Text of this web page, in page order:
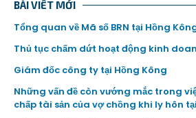
BÀI VIẾT MỚI
Tổng quan về Mã số BRN tại Hồng
Thủ tục chấm dứt hoạt động kinh
Giám đốc công ty tại Hồng Kông
Những vấn đề còn vướng mắc trong
chấp tài sản của vợ chồng khi ly hôn